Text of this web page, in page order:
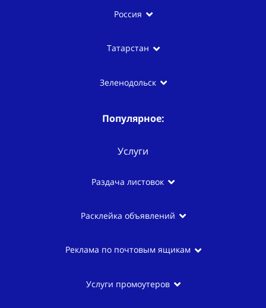
Россия
Татарстан
Зеленодольск
Популярное:
Услуги
Раздача листовок
Расклейка объявлений
Реклама по почтовым ящикам
Услуги промоутеров